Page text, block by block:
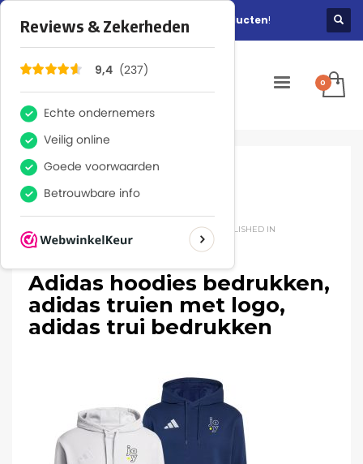
Gratis ontwerp en verzending bij alle producten!
Tim - Joy Reclame
DINSDAG, 03 FEBRUARI 2026 / PUBLISHED IN
Adidas hoodies bedrukken,
adidas truien met logo,
adidas trui bedrukken